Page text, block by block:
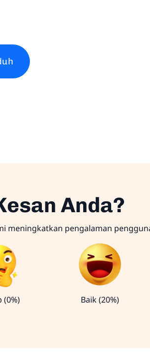
Anda?
meningkatkan pengalaman
(0%) Baik (20%)